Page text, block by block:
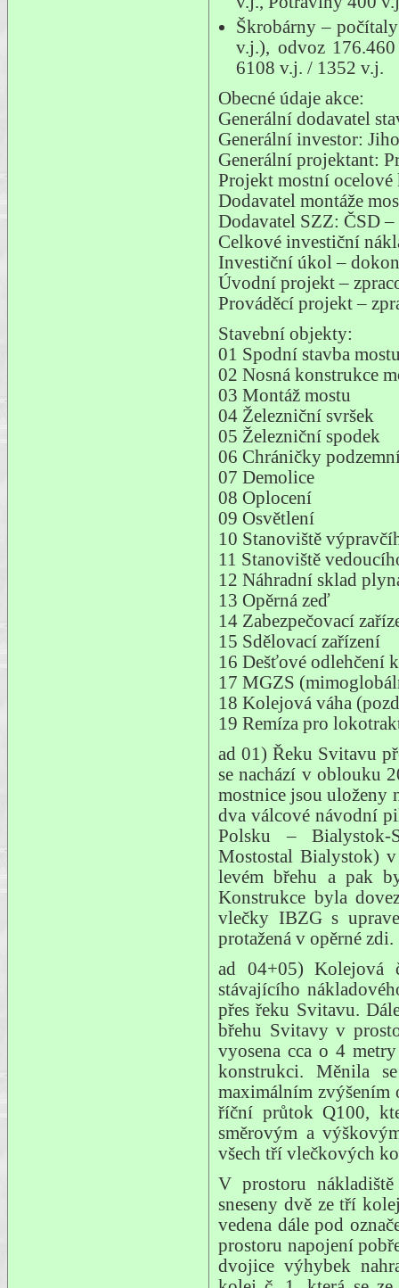
Škrobárny –
v.j.), odvoz
6108 v.j. / 1352 v.j.
Obecné údaje akce:
Generální dodavatel
Generální investor:
Generální projektant:
Projekt mostní
Dodavatel montáže
Dodavatel SZZ: ČSD
Celkové investiční
Investiční úkol –
Úvodní projekt –
Prováděcí projekt –
Stavební objekty:
01 Spodní stavba
02 Nosná konstrukce
03 Montáž mostu
04 Železniční svršek
05 Železniční spodek
06 Chráničky
07 Demolice
08 Oplocení
09 Osvětlení
10 Stanoviště
11 Stanoviště
12 Náhradní sklad
13 Opěrná zeď
14 Zabezpečovací
15 Sdělovací zařízení
16 Dešťové odlehčení
17 MGZS
18 Kolejová váha
19 Remíza pro
ad 01) Řeku Svitavu
se nachází v oblouku
mostnice jsou uloženy
dva válcové návodní
Polsku – Bialystok-
Mostostal Bialystok)
levém břehu a pak
Konstrukce byla
vlečky IBZG s
protažená v opěrné zdi.
ad 04+05) Kolejová
stávajícího
přes řeku Svitavu.
břehu Svitavy v
vyosena cca o 4
konstrukci. Měnila
maximálním
říční průtok Q100,
směrovým a
všech tří vlečkových
V prostoru
sneseny dvě ze tří
vedena dále pod
prostoru napojení
dvojice výhybek